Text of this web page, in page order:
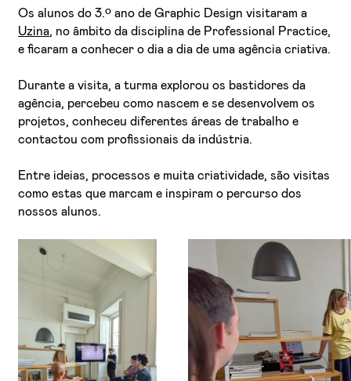
Li e aceito a
Aceito receber emails sobre novidades da ETIC
Os alunos do 3.º ano de Graphic Design visitaram a
Uzina, no âmbito da disciplina de Professional Practice,
e ficaram a conhecer o dia a dia de uma agência criativa.
Durante a visita, a turma explorou os bastidores da
agência, percebeu como nascem e se desenvolvem os
projetos, conheceu diferentes áreas de trabalho e
contactou com profissionais da indústria.
Entre ideias, processos e muita criatividade, são visitas
como estas que marcam e inspiram o percurso dos
nossos alunos.